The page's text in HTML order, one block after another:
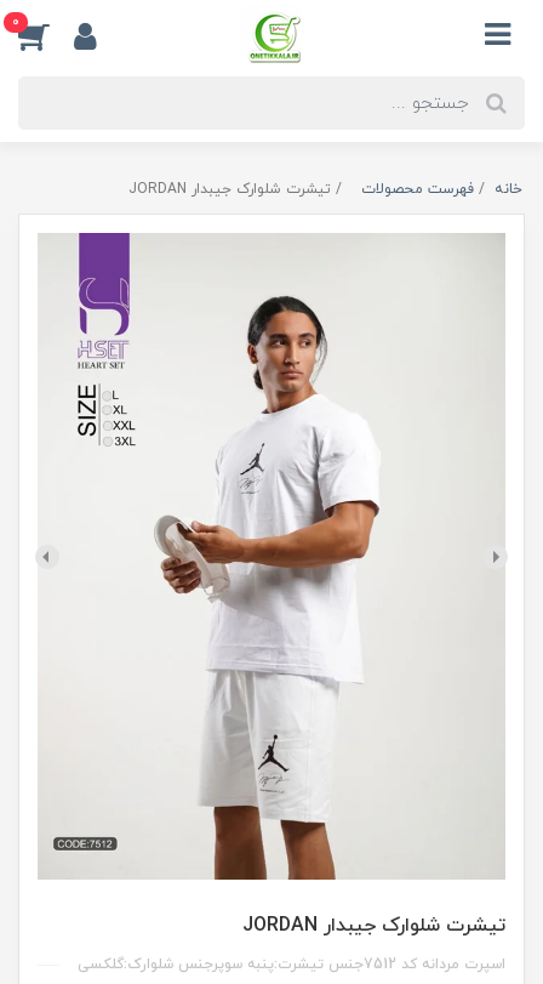
0
خانه فهرست محصولات تیشرت شلوارک جیبدار JORDAN
تیشرت شلوارک جیبدار JORDAN
اسپرت مردانه کد 7512جنس تیشرت:پنبه سوپرجنس شلوارک:گلکسی